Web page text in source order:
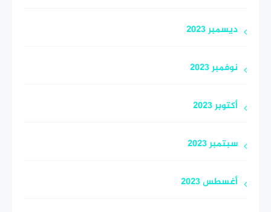
ديسمبر 2023
نوفمبر 2023
أكتوبر 2023
سبتمبر 2023
أغسطس 2023